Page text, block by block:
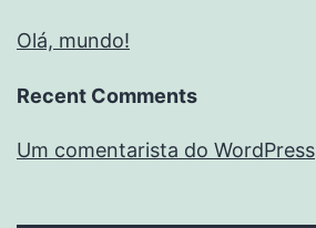
Olá, mundo!
Recent Comments
Um comentarista do WordPress